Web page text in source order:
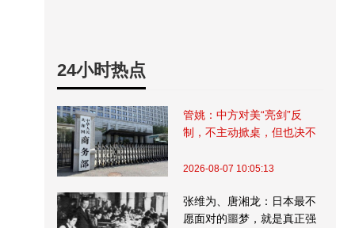
24小时热点
管姚：中方对美“亮剑”反
制，不主动掀桌，但也决不
2026-08-07 10:05:13
张维为、唐湘龙：日本最不
愿面对的噩梦，就是真正强